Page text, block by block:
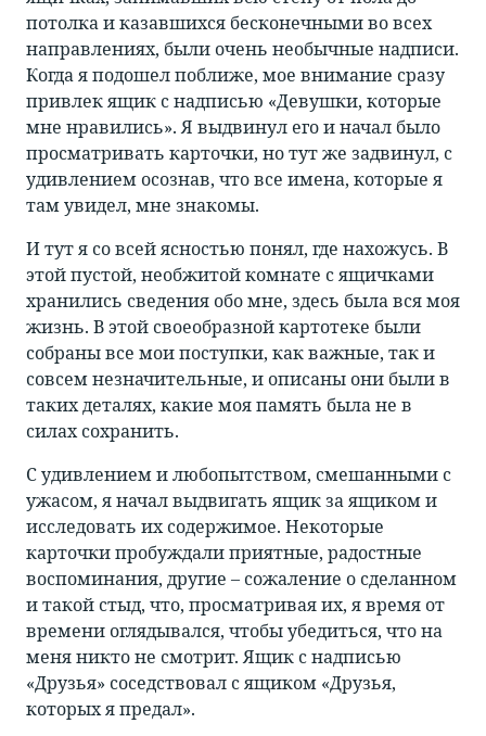
потолка и казавшихся бесконечными во всех
направлениях, были очень необычные надписи.
Когда я подошел поближе, мое внимание сразу
привлек ящик с надписью «Девушки, которые
мне нравились». Я выдвинул его и начал было
просматривать карточки, но тут же задвинул, с
удивлением осознав, что все имена, которые я
там увидел, мне знакомы.
И тут я со всей ясностью понял, где нахожусь. В
этой пустой, необжитой комнате с ящичками
хранились сведения обо мне, здесь была вся моя
жизнь. В этой своеобразной картотеке были
собраны все мои поступки, как важные, так и
совсем незначительные, и описаны они были в
таких деталях, какие моя память была не в
силах сохранить.
С удивлением и любопытством, смешанными с
ужасом, я начал выдвигать ящик за ящиком и
исследовать их содержимое. Некоторые
карточки пробуждали приятные, радостные
воспоминания, другие – сожаление о сделанном
и такой стыд, что, просматривая их, я время от
времени оглядывался, чтобы убедиться, что на
меня никто не смотрит. Ящик с надписью
«Друзья» соседствовал с ящиком «Друзья,
которых я предал».